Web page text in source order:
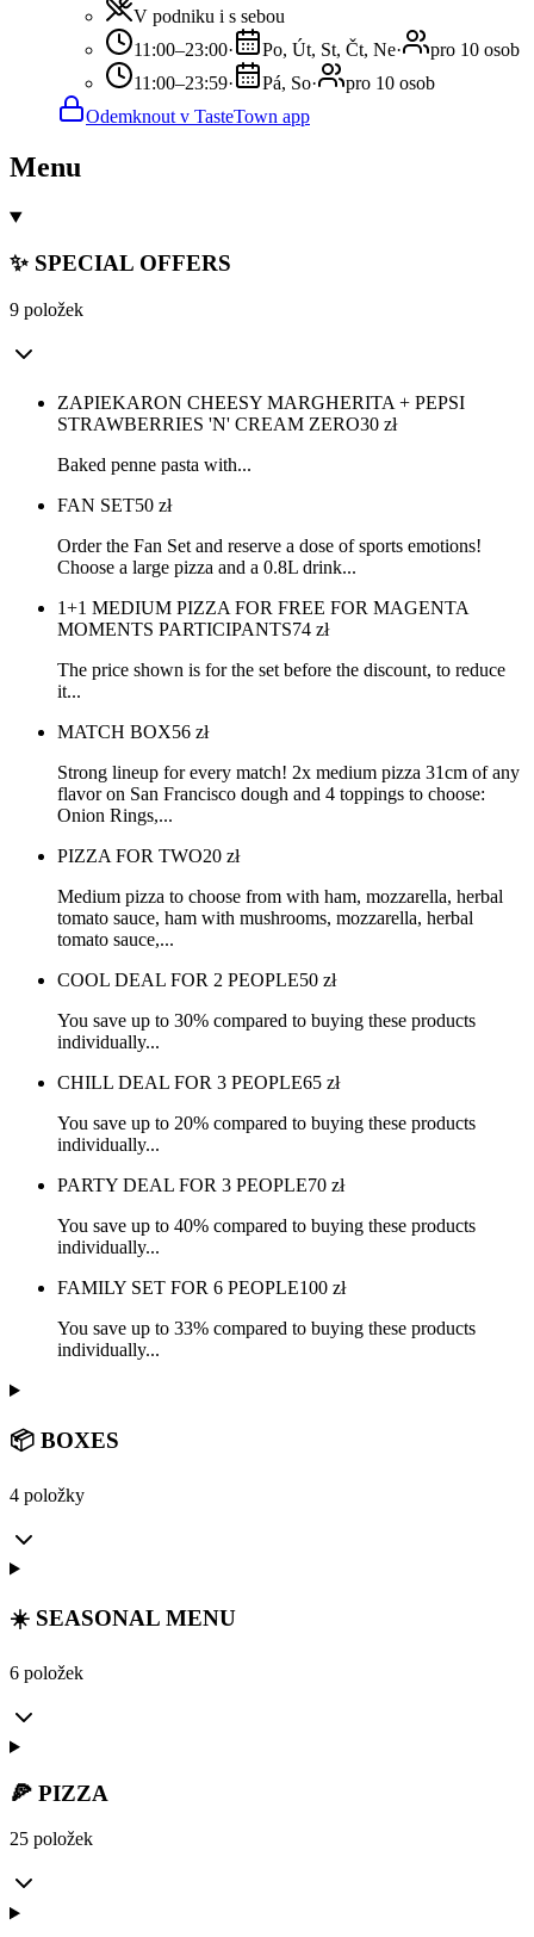
V podniku i s sebou
11:00–23:00· Po, Út, St, Čt, Ne·
pro 10 osob
11:00–23:59· Pá, So·
pro 10 osob
Odemknout v TasteTown app
Menu
✨ SPECIAL OFFERS
9 položek
ZAPIEKARON CHEESY MARGHERITA + PEPSI
STRAWBERRIES 'N' CREAM ZERO30 zł
Baked penne pasta with...
FAN SET50 zł
Order the Fan Set and reserve a dose of sports emotions!
Choose a large pizza and a 0.8L drink...
1+1 MEDIUM PIZZA FOR FREE FOR MAGENTA
MOMENTS PARTICIPANTS74 zł
The price shown is for the set before the discount, to reduce
it...
MATCH BOX56 zł
Strong lineup for every match! 2x medium pizza 31cm of any
flavor on San Francisco dough and 4 toppings to choose:
Onion Rings,...
PIZZA FOR TWO20 zł
Medium pizza to choose from with ham, mozzarella, herbal
tomato sauce, ham with mushrooms, mozzarella, herbal
tomato sauce,...
COOL DEAL FOR 2 PEOPLE50 zł
You save up to 30% compared to buying these products
individually...
CHILL DEAL FOR 3 PEOPLE65 zł
You save up to 20% compared to buying these products
individually...
PARTY DEAL FOR 3 PEOPLE70 zł
You save up to 40% compared to buying these products
individually...
FAMILY SET FOR 6 PEOPLE100 zł
You save up to 33% compared to buying these products
individually...
📦 BOXES
4 položky
☀️ SEASONAL MENU
6 položek
🍕 PIZZA
25 položek